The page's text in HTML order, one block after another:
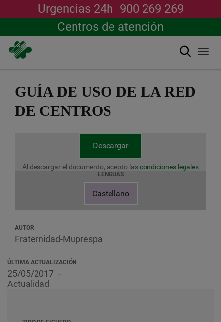
contenido
Urgencias 24h 900 269 269
Centros de atención
Buscar
GUÍA DE USO DE LA RED
DE CENTROS
Descargar
Al descargar el documento, acepto lascondiciones legales
LENGUAS
Castellano
AUTOR
Fraternidad-Muprespa
ÚLTIMA ACTUALIZACIÓN
25/05/2017
Actualidad